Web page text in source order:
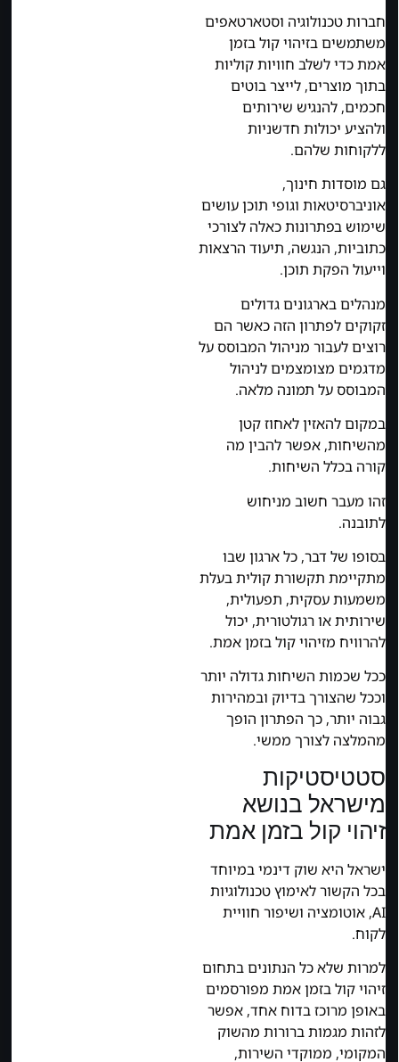
חברות טכנולוגיה וסטארטאפים
משתמשים בזיהוי קול בזמן
אמת כדי לשלב חוויות קוליות
בתוך מוצרים, לייצר בוטים
חכמים, להנגיש שירותים
ולהציע יכולות חדשניות
ללקוחות שלהם.
גם מוסדות חינוך,
אוניברסיטאות וגופי תוכן עושים
שימוש בפתרונות כאלה לצורכי
כתוביות, הנגשה, תיעוד הרצאות
וייעול הפקת תוכן.
מנהלים בארגונים גדולים
זקוקים לפתרון הזה כאשר הם
רוצים לעבור מניהול המבוסס על
מדגמים מצומצמים לניהול
המבוסס על תמונה מלאה.
במקום להאזין לאחוז קטן
מהשיחות, אפשר להבין מה
קורה בכלל השיחות.
זהו מעבר חשוב מניחוש
לתובנה.
בסופו של דבר, כל ארגון שבו
מתקיימת תקשורת קולית בעלת
משמעות עסקית, תפעולית,
שירותית או רגולטורית, יכול
להרוויח מזיהוי קול בזמן אמת.
ככל שכמות השיחות גדולה יותר
וככל שהצורך בדיוק ובמהירות
גבוה יותר, כך הפתרון הופך
מהמלצה לצורך ממשי.
סטטיסטיקות
מישראל בנושא
זיהוי קול בזמן אמת
ישראל היא שוק דינמי במיוחד
בכל הקשור לאימוץ טכנולוגיות
AI, אוטומציה ושיפור חוויית
לקוח.
למרות שלא כל הנתונים בתחום
זיהוי קול בזמן אמת מפורסמים
באופן מרוכז בדוח אחד, אפשר
לזהות מגמות ברורות מהשוק
המקומי, ממוקדי השירות,